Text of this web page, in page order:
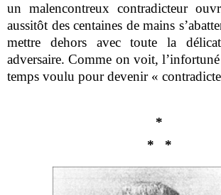
un malencontreux contradicteur
aussitôt des centaines de mains
mettre dehors avec toute la
adversaire. Comme on voit, l’infortuné
temps voulu pour devenir «
*
* *